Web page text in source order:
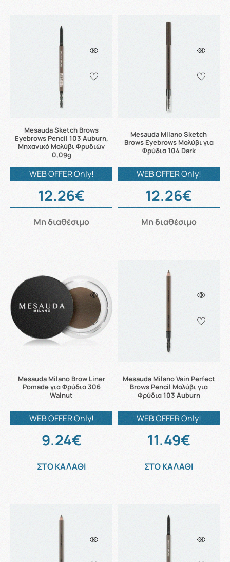
Mesauda Sketch Brows
Eyebrows Pencil 103 Auburn,
Μηχανικό Μολύβι Φρυδιών
0,09g
WEB OFFER Only!
12.26€
Μη διαθέσιμο
Mesauda Milano Sketch
Brows Eyebrows Μολύβι για
Φρύδια 104 Dark
WEB OFFER Only!
12.26€
Μη διαθέσιμο
Mesauda Milano Brow Liner
Pomade για Φρύδια 306
Walnut
WEB OFFER Only!
9.24€
ΣΤΟ ΚΑΛΑΘΙ
Mesauda Milano Vain Perfect
Brows Pencil Μολύβι για
Φρύδια 103 Auburn
WEB OFFER Only!
11.49€
ΣΤΟ ΚΑΛΑΘΙ